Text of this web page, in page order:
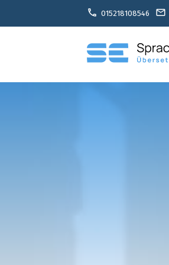
call 015218108546 email